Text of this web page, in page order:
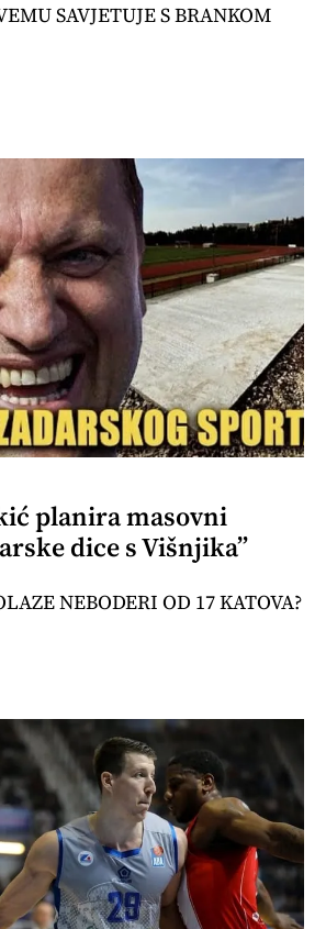
SAVJETUJE S BRANKOM
planira masovni
dice s Višnjika”
NEBODERI OD 17 KATOVA?